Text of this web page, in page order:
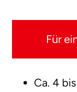
Für
Ca. 4